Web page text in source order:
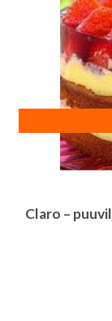
Claro –